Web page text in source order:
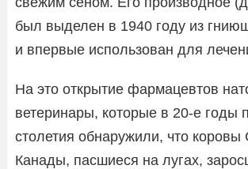
был выделен в 1940 году из
и впервые использован для
На это открытие фармацевтов
ветеринары, которые в 20-е годы
столетия обнаружили, что
Канады, пасшиеся на лугах,